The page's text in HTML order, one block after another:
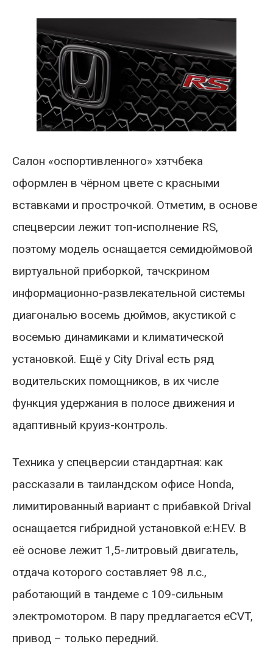
Салон «оспортивленного» хэтчбека
оформлен в чёрном цвете с красными
вставками и прострочкой. Отметим, в основе
спецверсии лежит топ-исполнение RS,
поэтому модель оснащается семидюймовой
виртуальной приборкой, тачскрином
информационно-развлекательной системы
диагональю восемь дюймов, акустикой с
восемью динамиками и климатической
установкой. Ещё у City Drival есть ряд
водительских помощников, в их числе
функция удержания в полосе движения и
адаптивный круиз-контроль.
Техника у спецверсии стандартная: как
рассказали в таиландском офисе Honda,
лимитированный вариант с прибавкой Drival
оснащается гибридной установкой e:HEV. В
её основе лежит 1,5-литровый двигатель,
отдача которого составляет 98 л.с.,
работающий в тандеме с 109-сильным
электромотором. В пару предлагается eCVT,
привод – только передний.